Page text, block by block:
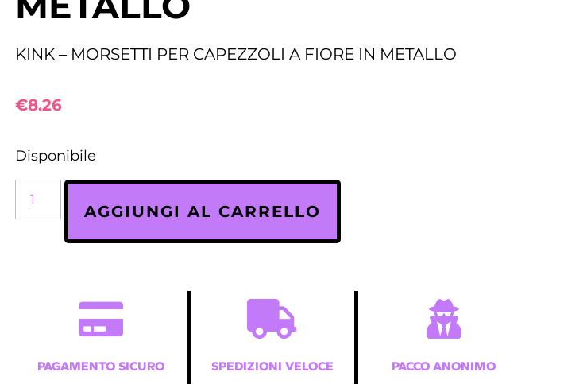
KINK – MORSETTI PER CAPEZZOLI A FIORE IN METALLO
€8.26
Disponibile
AGGIUNGI AL CARRELLO
PAGAMENTO SICURO SPEDIZIONI VELOCE PACCO ANONIMO